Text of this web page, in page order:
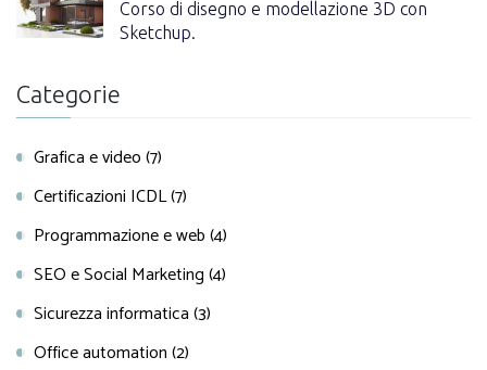
Corso di disegno e modellazione 3D con
Sketchup.
Categorie
Grafica e video (7)
Certificazioni ICDL (7)
Programmazione e web (4)
SEO e Social Marketing (4)
Sicurezza informatica (3)
Office automation (2)